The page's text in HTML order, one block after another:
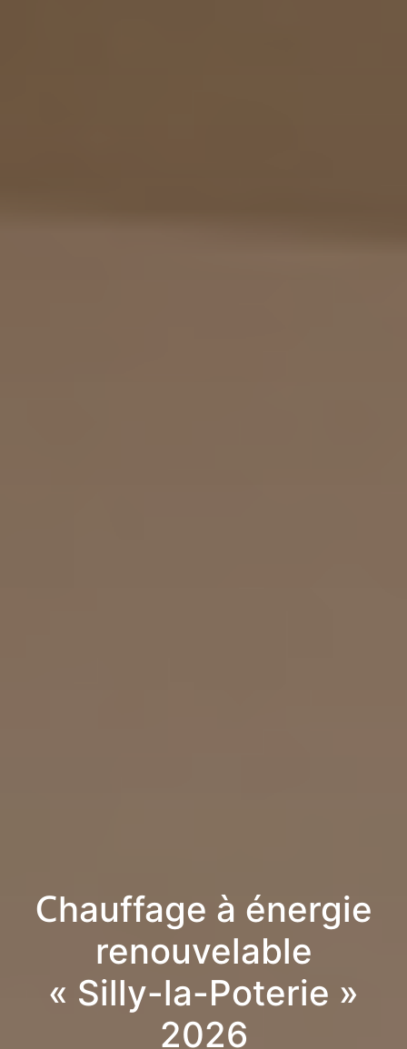
Chauffage à énergie
renouvelable
« Silly-la-Poterie »
2026